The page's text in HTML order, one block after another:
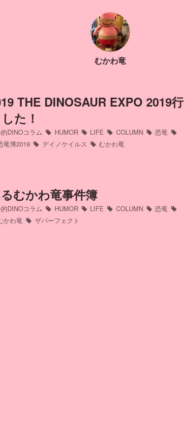
むかわ竜
THE DINOSAUR EXPO 2019行
た！
DINOコラム HUMOR LIFE COLUMN
恐竜
竜博2019 デイノケイルス むかわ竜
むかわ竜事件簿
DINOコラム HUMOR LIFE COLUMN
恐竜
かわ竜 ザパーフェクト